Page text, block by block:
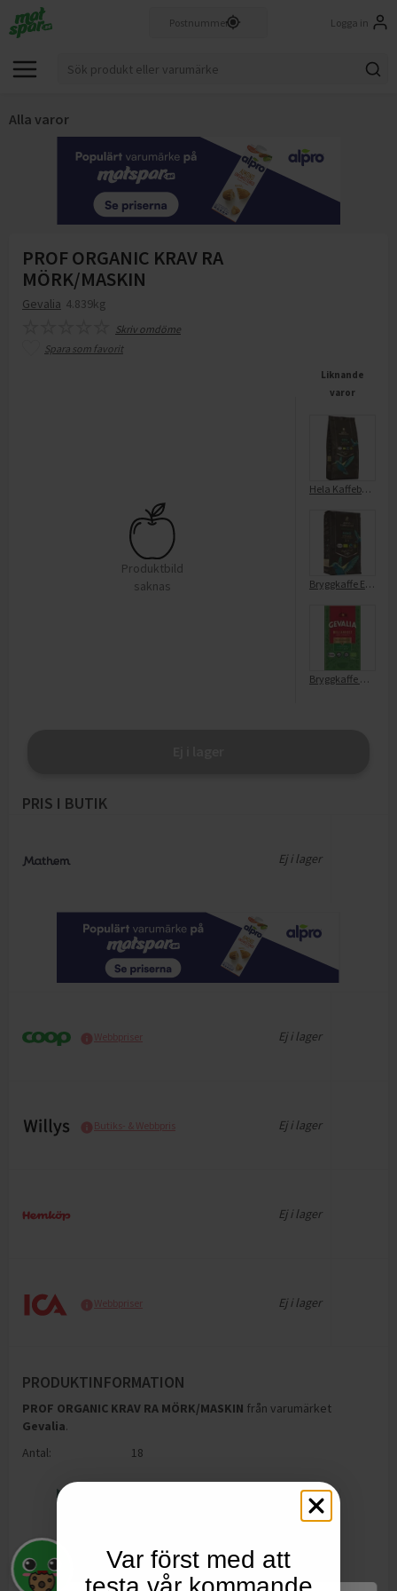
Logga in
Alla varor
PROF ORGANIC KRAV RA
MÖRK/MASKIN
Gevalia 4.839kg
Skriv omdöme
Spara som favorit
Produktbild
saknas
Liknande
varor
Hela Kaffebönor Reko Extra Mörk EKO KRAV
Bryggkaffe Extra Mörkrost Reko EKO KRAV
Bryggkaffe Mellanrost Ecologico EKO KRAV
PRIS I BUTIK
Ej i lager
Webbpriser Ej i lager
Butiks- & Webbpris Ej i lager
Ej i lager
Webbpriser Ej i lager
PRODUKTINFORMATION
PROF ORGANIC KRAV RA MÖRK/MASKIN från varumärket
Gevalia.
Antal:
18
Var först med att